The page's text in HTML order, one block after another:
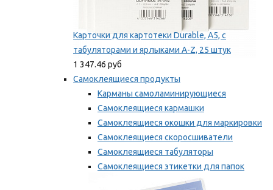
Карточки для картотеки Durable, A5, с
табуляторами и ярлыками A-Z, 25 штук
1 347.46 руб
Самоклеящиеся продукты
Карманы самоламинирующиеся
Самоклеящиеся кармашки
Самоклеящиеся окошки для маркировки
Самоклеящиеся скоросшиватели
Самоклеящиеся табуляторы
Самоклеящиеся этикетки для папок
Таблички для маркировки